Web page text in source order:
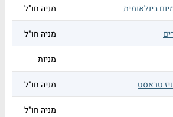
בינלאומית
מניה חו"ל
מניה חו"ל
מניות
טראסט מניה חו"ל
מניה חו"ל